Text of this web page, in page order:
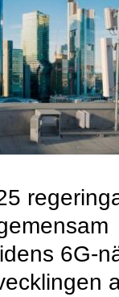
6G-